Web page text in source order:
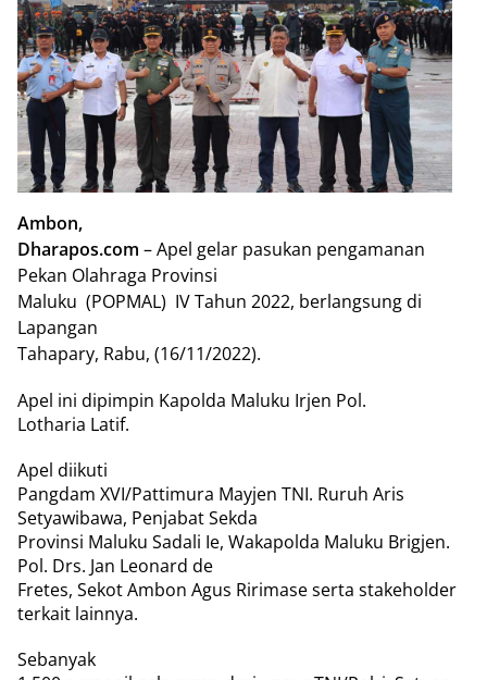
Ambon,
Dharapos.com – Apel gelar pasukan pengamanan
Pekan Olahraga Provinsi
Maluku (POPMAL) IV Tahun 2022, berlangsung di
Lapangan
Tahapary, Rabu, (16/11/2022).
Apel ini dipimpin Kapolda Maluku Irjen Pol.
Lotharia Latif.
Apel diikuti
Pangdam XVI/Pattimura Mayjen TNI. Ruruh Aris
Setyawibawa, Penjabat Sekda
Provinsi Maluku Sadali Ie, Wakapolda Maluku Brigjen.
Pol. Drs. Jan Leonard de
Fretes, Sekot Ambon Agus Ririmase serta stakeholder
terkait lainnya.
Sebanyak